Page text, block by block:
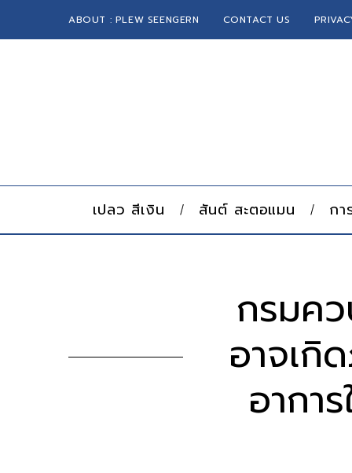
ABOUT : PLEW SEENGERN CONTACT US
เปลว สีเงิน สันต์ สะตอแมน กา
กรมค
อาจเกิ
อากา